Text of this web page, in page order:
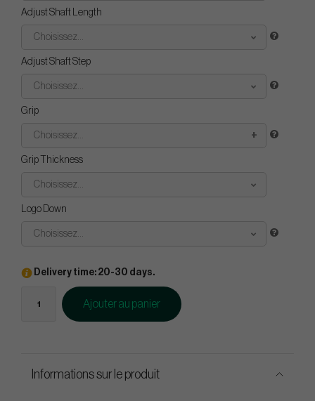
Adjust Shaft Length
Choisissez...
Adjust Shaft Step
Choisissez...
Grip
Choisissez...
Grip Thickness
Choisissez...
Logo Down
Choisissez...
Delivery time: 20-30 days.
Ajouter au panier
Informations sur le produit